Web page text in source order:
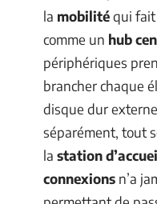
la mobilitéqui
comme un hub
périphériques
brancher chaque
disque dur
séparément, tout
la station
connexions n’a